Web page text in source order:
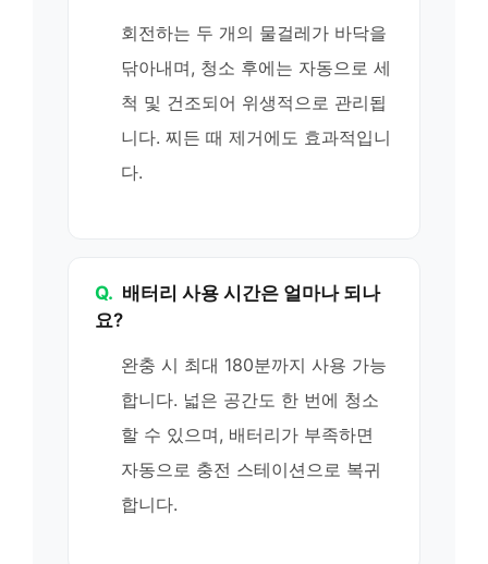
회전하는 두 개의 물걸레가 바닥을
닦아내며, 청소 후에는 자동으로 세
척 및 건조되어 위생적으로 관리됩
니다. 찌든 때 제거에도 효과적입니
다.
Q. 배터리 사용 시간은 얼마나 되나
요?
완충 시 최대 180분까지 사용 가능
합니다. 넓은 공간도 한 번에 청소
할 수 있으며, 배터리가 부족하면
자동으로 충전 스테이션으로 복귀
합니다.